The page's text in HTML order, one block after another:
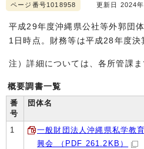
ページ番号1018958 更新日 2024年
平成29年度沖縄県公社等外郭団
1日時点。財務等は平成28年度決
注）詳細については、各所管課
概要調書一覧
番
号
団体名
1
一般財団法人沖縄県私学教
興会 （PDF 261.2KB）